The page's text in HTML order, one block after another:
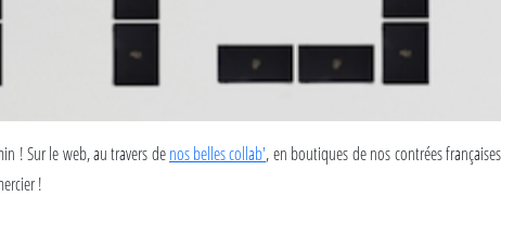
! Sur le web, au travers denos belles collab', en boutiques de nos contrées françaises
!